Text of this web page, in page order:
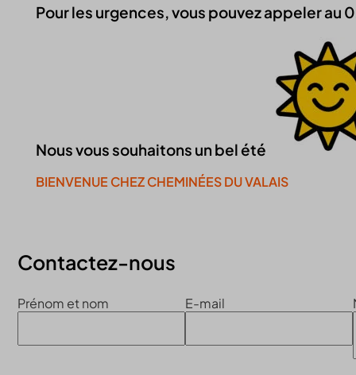
Pour les urgences, vous pouvez appeler au
Nous vous souhaitons un bel été
BIENVENUE CHEZ CHEMINÉES DU VALAIS
Contactez-nous
Prénom et nom E-mail